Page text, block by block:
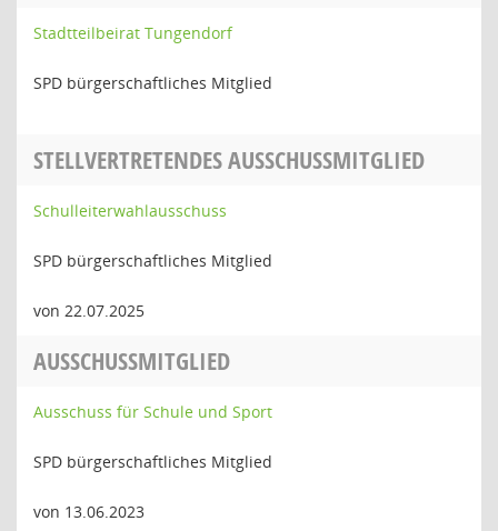
Stadtteilbeirat Tungendorf
SPD bürgerschaftliches Mitglied
STELLVERTRETENDES AUSSCHUSSMITGLIED
Schulleiterwahlausschuss
SPD bürgerschaftliches Mitglied
von 22.07.2025
AUSSCHUSSMITGLIED
Ausschuss für Schule und Sport
SPD bürgerschaftliches Mitglied
von 13.06.2023